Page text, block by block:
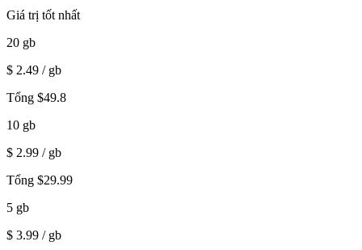
Giá trị tốt nhất
20 gb
$ 2.49 / gb
Tổng $49.8
10 gb
$ 2.99 / gb
Tổng $29.99
5 gb
$ 3.99 / gb